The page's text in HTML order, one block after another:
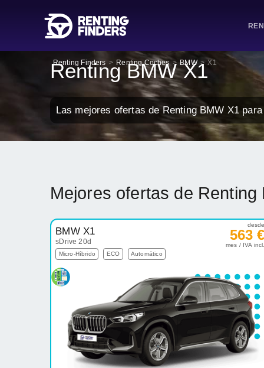
Renting Finders > Renting Coches > BMW > X1
Renting BMW X1
Las mejores ofertas de Renting BMW X1
Mejores ofertas de Renting
BMW X1
sDrive 20d
Micro-Híbrido ECO Automático
563
mes / IVA